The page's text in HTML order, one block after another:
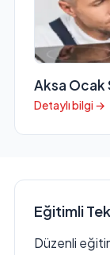
Aksa Ocak
Detaylı bilgi →
Eğitimli
Düzenli